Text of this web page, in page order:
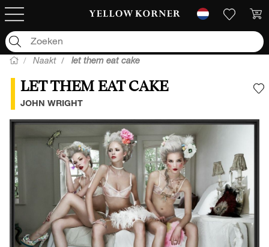
Naakt let them eat cake
LET THEM EAT CAKE
JOHN WRIGHT